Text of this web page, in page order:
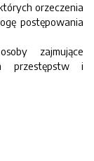
orzeczenia
postępowania
zajmujące
przestępstw i